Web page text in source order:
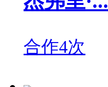
合作4次